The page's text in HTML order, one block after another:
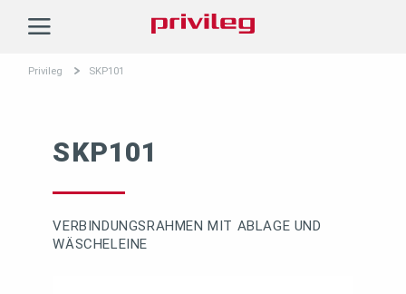
Privileg
Privileg SKP101
SKP101
VERBINDUNGSRAHMEN MIT ABLAGE UND
WÄSCHELEINE